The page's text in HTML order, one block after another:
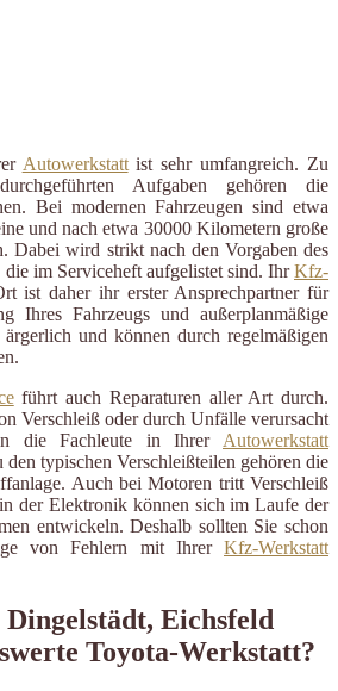
Autowerkstattist sehr umfangreich. Zu
Aufgaben gehören die
Bei modernen Fahrzeugen sind etwa
und nach etwa 30000 Kilometern große
Dabei wird strikt nach den Vorgaben des
die im Serviceheft aufgelistet sind. IhrKfz-
ist daher ihr erster Ansprechpartner für
Ihres Fahrzeugs und außerplanmäßige
und können durch regelmäßigen
führt auch Reparaturen aller Art durch.
Verschleiß oder durch Unfälle verursacht
die Fachleute in Ihrer Autowerkstatt
typischen Verschleißteilen gehören die
Auch bei Motoren tritt Verschleiß
der Elektronik können sich im Laufe der
entwickeln. Deshalb sollten Sie schon
von Fehlern mit Ihrer Kfz-Werkstatt
Eichsfeld
Toyota-Werkstatt?